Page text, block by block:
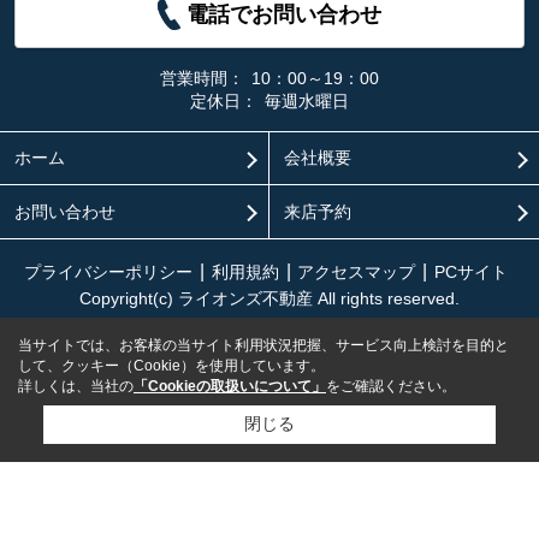
電話でお問い合わせ
営業時間：
10：00～19：00
定休日：
毎週水曜日
ホーム 会社概要
お問い合わせ 来店予約
プライバシーポリシー 利用規約 アクセスマップ
PCサイト
Copyright(c) ライオンズ不動産 All rights reserved.
当サイトでは、お客様の当サイト利用状況把握、サービス向上検討を目的と
して、クッキー（Cookie）を使用しています。
詳しくは、当社の 「Cookieの取扱いについて」 をご確認ください。
閉じる